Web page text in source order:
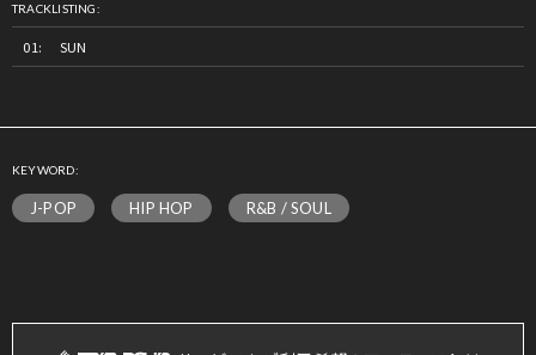
TRACKLISTING:
SUN
KEYWORD:
J-POP HIP HOP R&B / SOUL